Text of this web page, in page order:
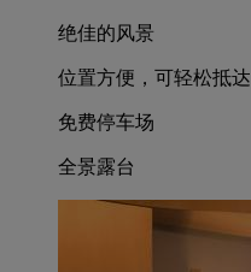
绝佳的风景
位置方便，可轻松抵达
免费停车场
全景露台